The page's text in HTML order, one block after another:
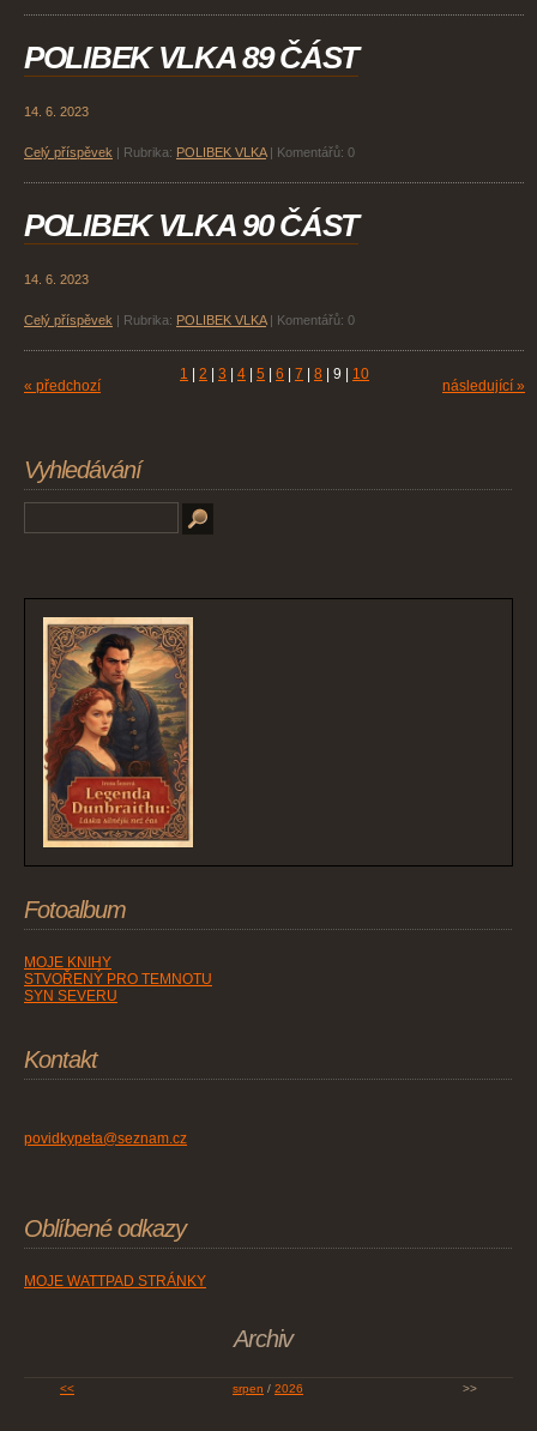
POLIBEK VLKA 89 ČÁST
14. 6. 2023
Celý příspěvek Rubrika: POLIBEK VLKA Komentářů: 0
POLIBEK VLKA 90 ČÁST
14. 6. 2023
Celý příspěvek Rubrika: POLIBEK VLKA Komentářů: 0
« předchozí
1 2 3 4 5 6 7 8 9 10
následující »
Vyhledávání
Fotoalbum
MOJE KNIHY
STVOŘENÝ PRO TEMNOTU
SYN SEVERU
Kontakt
povidkypeta@seznam.cz
Oblíbené odkazy
MOJE WATTPAD STRÁNKY
Archiv
<< srpen / 2026 >>